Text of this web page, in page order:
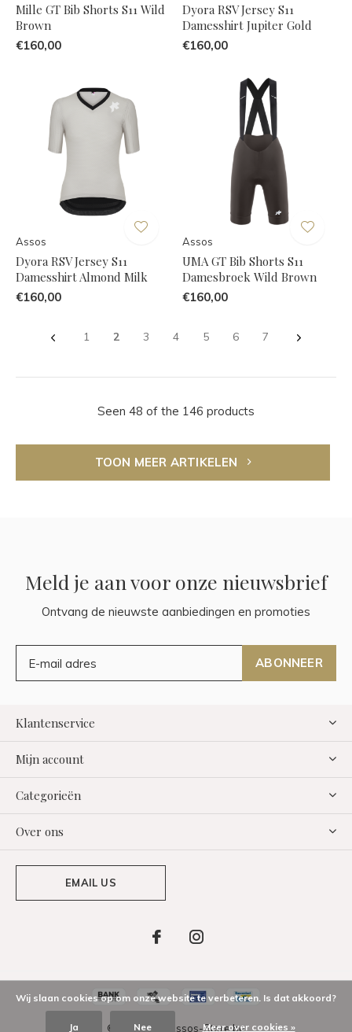
Mille GT Bib Shorts S11 Wild
Brown
€160,00
Dyora RSV Jersey S11
Damesshirt Jupiter Gold
€160,00
Assos
Dyora RSV Jersey S11
Damesshirt Almond Milk
€160,00
Assos
UMA GT Bib Shorts S11
Damesbroek Wild Brown
€160,00
1 2 3 4 5 6 7
Seen 48 of the 146 products
TOON MEER ARTIKELEN
Meld je aan voor onze nieuwsbrief
Ontvang de nieuwste aanbiedingen en promoties
ABONNEER
Klantenservice
Mijn account
Categorieën
Over ons
EMAIL US
© Copyright Assos-Store.be
Wij slaan cookies op om onze website te verbeteren. Is dat akkoord?
Ja Nee Meer over cookies »